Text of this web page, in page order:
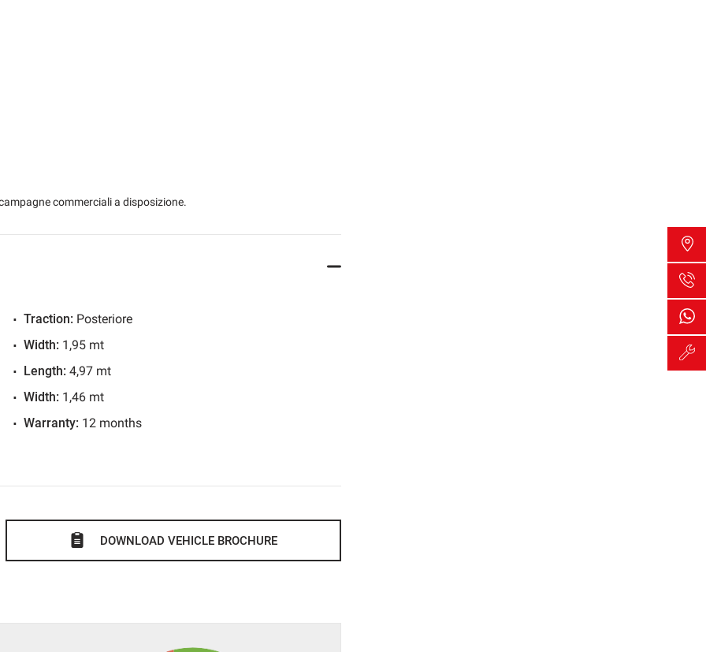
e foto più dettagliate.
ai nostri clienti!!
automobilistiche;
vettura;
E GARANTITO.
commerciali a disposizione.
Traction: Posteriore
Width: 1,95 mt
Length: 4,97 mt
Width: 1,46 mt
Warranty: 12 months
DOWNLOAD VEHICLE BROCHURE